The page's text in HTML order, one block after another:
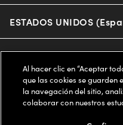
Miu Miu
Prada
Michael Kors
Coach
Eyewear Trends
Our Lenses
Schedule an Eye Exam
AARP Members
Frame Advisor
Style Guide
Terms of Use
Notice of Financial Incentive
Independent Doctor's Notice
About us
Accessibility
Our Flagship Stores
ESTADOS UNIDOS
Buy now, pay later with
Al hacer clic en “Aceptar
que las cookies se guarden
la navegación del sitio,
colaborar con nuestros